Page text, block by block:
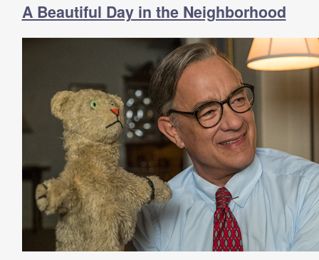
A Beautiful Day in the Neighborhood